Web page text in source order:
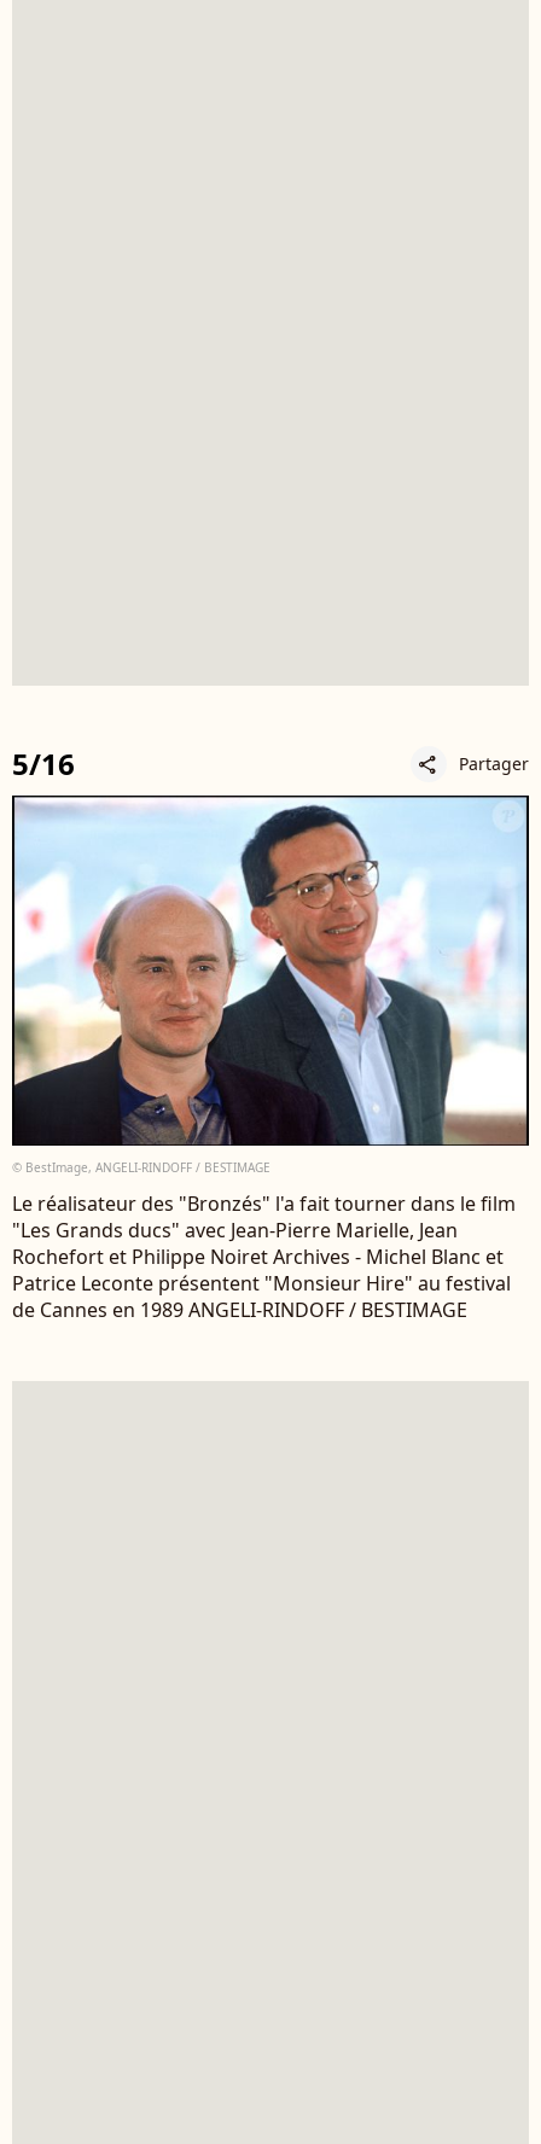
5/16 share Partager
© BestImage, ANGELI-RINDOFF / BESTIMAGE
Le réalisateur des "Bronzés" l'a fait tourner dans le film
"Les Grands ducs" avec Jean-Pierre Marielle, Jean
Rochefort et Philippe Noiret Archives - Michel Blanc et
Patrice Leconte présentent "Monsieur Hire" au festival
de Cannes en 1989 ANGELI-RINDOFF / BESTIMAGE